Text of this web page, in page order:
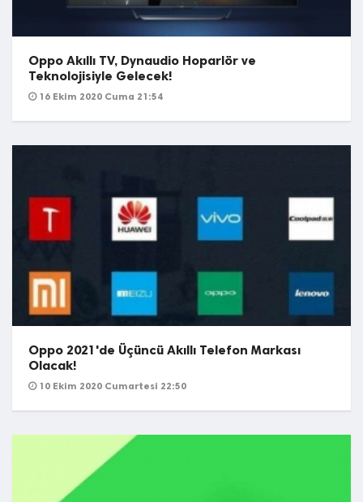
Oppo Akıllı TV, Dynaudio Hoparlör ve
Teknolojisiyle Gelecek!
16 Ekim 2020 Cuma 21:54
Oppo 2021'de Üçüncü Akıllı Telefon Markası
Olacak!
10 Ekim 2020 Cumartesi 22:50